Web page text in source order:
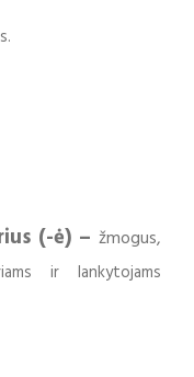
(-ė) –žmogus,
ir lankytojams